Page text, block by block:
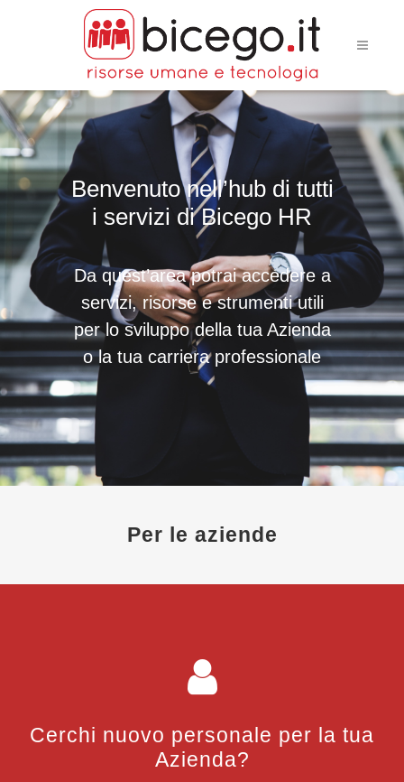
Benvenuto nell’hub di tutti
i servizi di Bicego HR
Da quest’area potrai accedere a
servizi, risorse e strumenti utili
per lo sviluppo della tua Azienda
o la tua carriera professionale
Per le aziende
Cerchi nuovo personale per la tua
Azienda?